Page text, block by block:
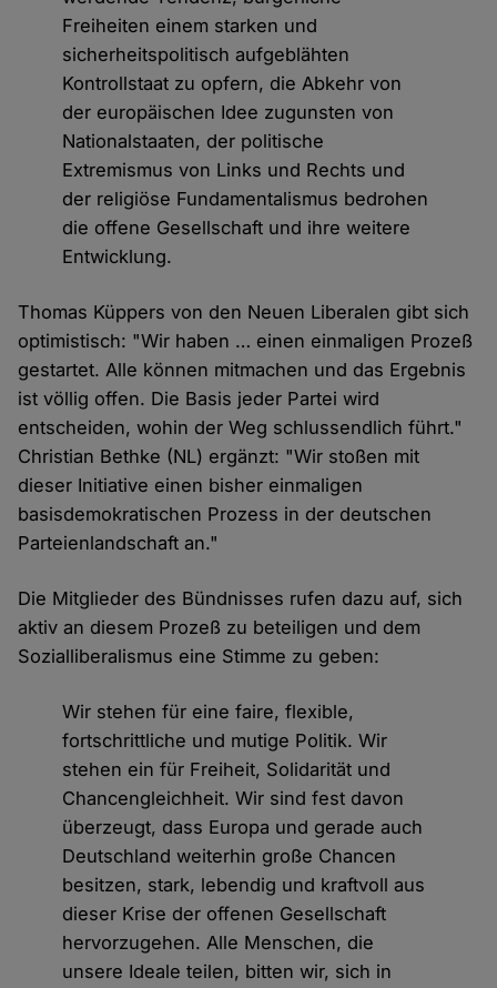
Freiheiten einem starken und
sicherheitspolitisch aufgeblähten
Kontrollstaat zu opfern, die Abkehr von
der europäischen Idee zugunsten von
Nationalstaaten, der politische
Extremismus von Links und Rechts und
der religiöse Fundamentalismus bedrohen
die offene Gesellschaft und ihre weitere
Entwicklung.
Thomas Küppers von den Neuen Liberalen gibt sich
optimistisch: "Wir haben … einen einmaligen Prozeß
gestartet. Alle können mitmachen und das Ergebnis
ist völlig offen. Die Basis jeder Partei wird
entscheiden, wohin der Weg schlussendlich führt."
Christian Bethke (NL) ergänzt: "Wir stoßen mit
dieser Initiative einen bisher einmaligen
basisdemokratischen Prozess in der deutschen
Parteienlandschaft an."
Die Mitglieder des Bündnisses rufen dazu auf, sich
aktiv an diesem Prozeß zu beteiligen und dem
Sozialliberalismus eine Stimme zu geben:
Wir stehen für eine faire, flexible,
fortschrittliche und mutige Politik. Wir
stehen ein für Freiheit, Solidarität und
Chancengleichheit. Wir sind fest davon
überzeugt, dass Europa und gerade auch
Deutschland weiterhin große Chancen
besitzen, stark, lebendig und kraftvoll aus
dieser Krise der offenen Gesellschaft
hervorzugehen. Alle Menschen, die
unsere Ideale teilen, bitten wir, sich in